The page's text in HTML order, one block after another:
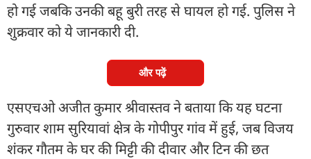
हो गई जबकि उनकी बहू बुरी तरह से घायल हो गई. पुलिस ने
शुक्रवार को ये जानकारी दी.
और पढ़ें
एसएचओ अजीत कुमार श्रीवास्तव ने बताया कि यह घटना
गुरुवार शाम सुरियावां क्षेत्र के गोपीपुर गांव में हुई, जब विजय
शंकर गौतम के घर की मिट्टी की दीवार और टिन की छत